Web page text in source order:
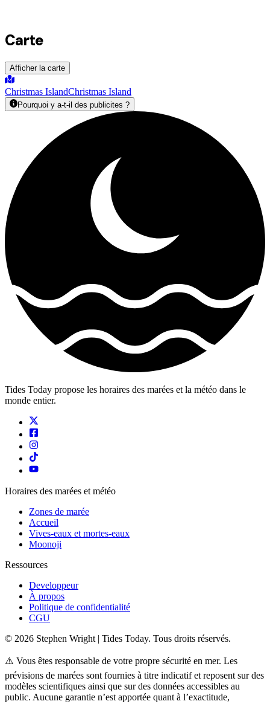
Carte
Afficher la carte
Christmas IslandChristmas Island
Pourquoi y a-t-il des publicites ?
Tides Today propose les horaires des marées et la météo dans le
monde entier.
Horaires des marées et météo
Zones de marée
Accueil
Vives-eaux et mortes-eaux
Moonoji
Ressources
Developpeur
À propos
Politique de confidentialité
CGU
© 2026 Stephen Wright | Tides Today. Tous droits réservés.
⚠️ Vous êtes responsable de votre propre sécurité en mer. Les
prévisions de marées sont fournies à titre indicatif et reposent sur des
modèles scientifiques ainsi que sur des données accessibles au
public. Aucune garantie n’est apportée quant à l’exactitude,